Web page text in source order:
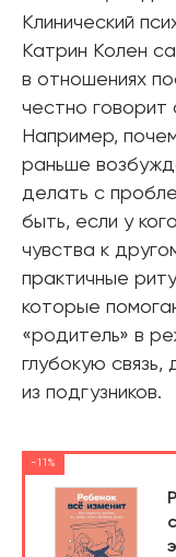
Клинический
Катрин Колен
в отношениях
честно говорит
Например,
раньше
делать с
быть, если у
чувства к
практичные
которые
«родитель» в
глубокую связь,
из подгузников.
-11%